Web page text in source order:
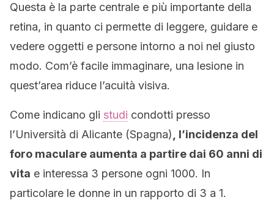
Questa è la parte centrale e più importante della
retina, in quanto ci permette di leggere, guidare e
vedere oggetti e persone intorno a noi nel giusto
modo. Com’è facile immaginare, una lesione in
quest’area riduce l’acuità visiva.
Come indicano gli studi condotti presso
l’Università di Alicante (Spagna) , l’incidenza del
foro maculare aumenta a partire dai 60 anni di
vita e interessa 3 persone ogni 1000. In
particolare le donne in un rapporto di 3 a 1.